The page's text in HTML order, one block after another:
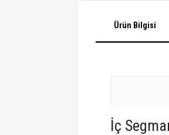
Ürün Bilgisi
İç